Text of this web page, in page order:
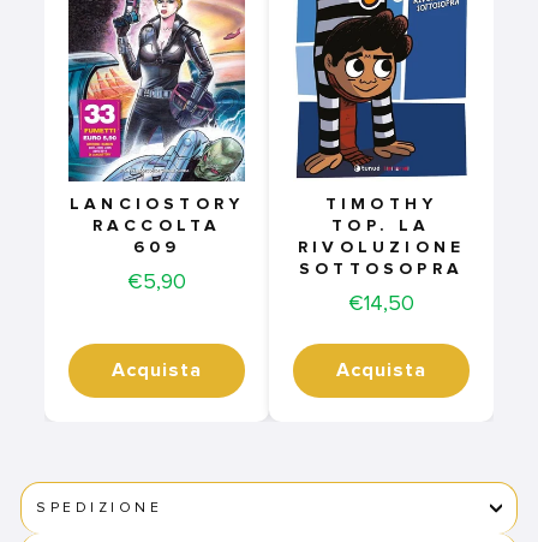
LANCIOSTORY
RACCOLTA
609
Price
€5,90
Acquista
TIMOTHY
TOP. LA
RIVOLUZIONE
SOTTOSOPRA
Price
€14,50
Acquista
SPEDIZIONE